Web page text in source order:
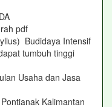
pdf
Budidaya Intensif
tumbuh tinggi
Usaha dan Jasa
Kalimantan